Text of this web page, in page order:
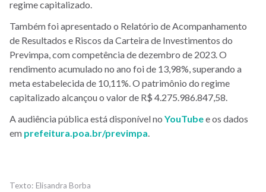
regime capitalizado.
Também foi apresentado o Relatório de Acompanhamento
de Resultados e Riscos da Carteira de Investimentos do
Previmpa, com competência de dezembro de 2023. O
rendimento acumulado no ano foi de 13,98%, superando a
meta estabelecida de 10,11%. O patrimônio do regime
capitalizado alcançou o valor de R$ 4.275.986.847,58.
A audiência pública está disponível no YouTubee os dados
em prefeitura.poa.br/previmpa
Elisandra Borba